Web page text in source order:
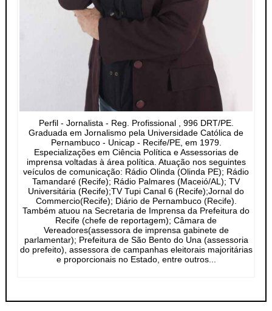
Perfil - Jornalista - Reg. Profissional , 996 DRT/PE.
Graduada em Jornalismo pela Universidade Católica de
Pernambuco - Unicap - Recife/PE, em 1979.
Especializações em Ciência Política e Assessorias de
imprensa voltadas à área política. Atuação nos seguintes
veículos de comunicação: Rádio Olinda (Olinda PE); Rádio
Tamandaré (Recife); Rádio Palmares (Maceió/AL); TV
Universitária (Recife);TV Tupi Canal 6 (Recife);Jornal do
Commercio(Recife); Diário de Pernambuco (Recife).
Também atuou na Secretaria de Imprensa da Prefeitura do
Recife (chefe de reportagem); Câmara de
Vereadores(assessora de imprensa gabinete de
parlamentar); Prefeitura de São Bento do Una (assessoria
do prefeito), assessora de campanhas eleitorais majoritárias
e proporcionais no Estado, entre outros...